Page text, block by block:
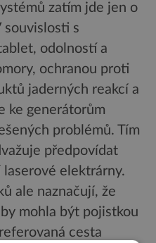
zatím jde jen o
souvislosti s
odolností a
ochranou proti
jaderných reakcí a
ke generátorům
problémů. Tím
předpovídat
elektrárny.
ale naznačují, že
mohla být pojistkou
cesta